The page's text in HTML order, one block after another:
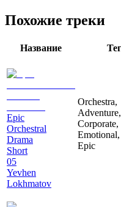
Похожие треки
Название
Epic
Orchestral
Drama
Short
05
Yevhen
Lokhmatov
Orchestra,
Adventure,
Corporate,
Emotional,
Epic